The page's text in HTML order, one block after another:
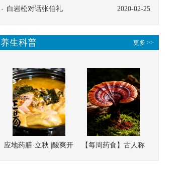
医救治的临床效果
2020-02-25
白岩松对话张伯礼
更多 >>
养生科普
应地药膳·立秋 |酸爽开
【每周药食】古人称